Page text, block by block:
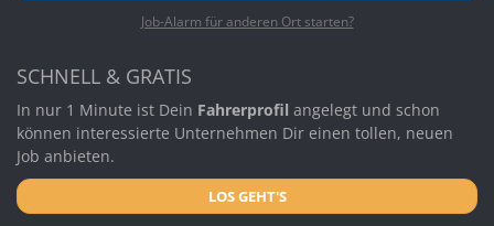
Job-Alarm für anderen Ort starten?
SCHNELL & GRATIS
In nur 1 Minute ist Dein Fahrerprofil angelegt und schon
können interessierte Unternehmen Dir einen tollen, neuen
Job anbieten.
LOS GEHT'S